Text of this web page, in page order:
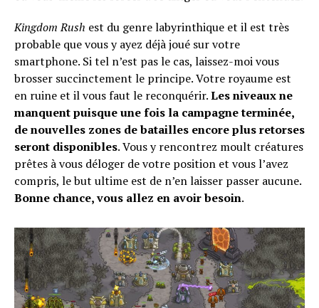
Kingdom Rush est du genre labyrinthique et il est très
probable que vous y ayez déjà joué sur votre
smartphone. Si tel n’est pas le cas, laissez-moi vous
brosser succinctement le principe. Votre royaume est
en ruine et il vous faut le reconquérir.Les niveaux ne
manquent puisque une fois la campagne terminée,
de nouvelles zones de batailles encore plus retorses
seront disponibles. Vous y rencontrez moult créatures
prêtes à vous déloger de votre position et vous l’avez
compris, le but ultime est de n’en laisser passer aucune.
Bonne chance, vous allez en avoir besoin.